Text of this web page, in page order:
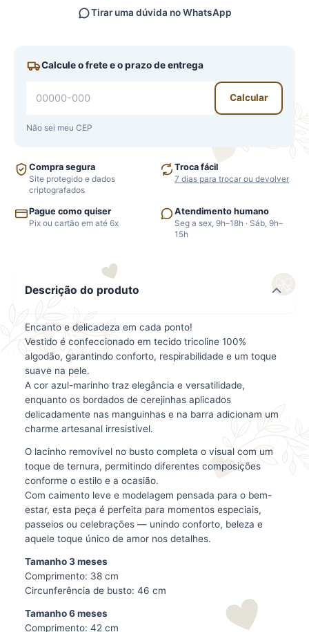
Tirar uma dúvida no WhatsApp
Calcule o frete e o prazo de entrega
Calcular
Não sei meu CEP
Compra segura
Site protegido e dados
criptografados
Troca fácil
7 dias para trocar ou devolver
Pague como quiser
Pix ou cartão em até 6x
Atendimento humano
Seg a sex, 9h–18h · Sáb, 9h–
15h
Descrição do produto
Encanto e delicadeza em cada ponto!
Vestido é confeccionado em tecido tricoline 100%
algodão, garantindo conforto, respirabilidade e um toque
suave na pele.
A cor azul-marinho traz elegância e versatilidade,
enquanto os bordados de cerejinhas aplicados
delicadamente nas manguinhas e na barra adicionam um
charme artesanal irresistível.
O lacinho removível no busto completa o visual com um
toque de ternura, permitindo diferentes composições
conforme o estilo e a ocasião.
Com caimento leve e modelagem pensada para o bem-
estar, esta peça é perfeita para momentos especiais,
passeios ou celebrações — unindo conforto, beleza e
aquele toque único de amor nos detalhes.
Tamanho 3 meses
Comprimento: 38 cm
Circunferência de busto: 46 cm
Tamanho 6 meses
Comprimento: 42 cm